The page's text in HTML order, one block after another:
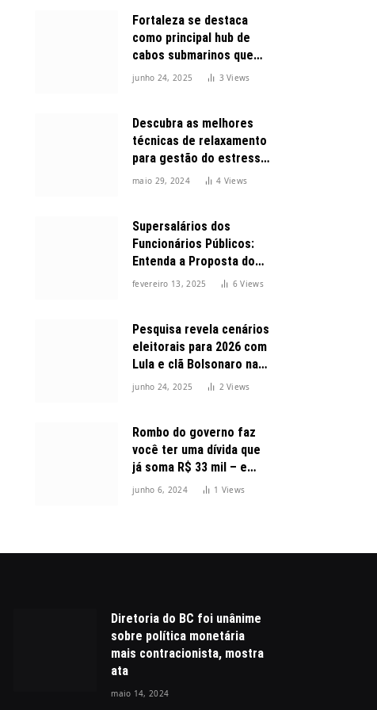
Fortaleza se destaca
como principal hub de
cabos submarinos que
conectam o Brasil ao
junho 24, 2025 3Views
Descubra as melhores
técnicas de relaxamento
para gestão do estresse
durante o dia
maio 29, 2024 4 Views
Supersalários dos
Funcionários Públicos:
Entenda a Proposta do
Governo para Limitar
fevereiro 13, 2025 6Views
Pesquisa revela cenários
eleitorais para 2026 com
Lula e clã Bolsonaro na
disputa presidencial
junho 24, 2025 2Views
Rombo do governo faz
você ter uma dívida que
já soma R$ 33 mil – e
cresceu 300%
junho 6, 2024 1 Views
Diretoria do BC foi unânime
sobre política monetária
mais contracionista, mostra
ata
maio 14, 2024